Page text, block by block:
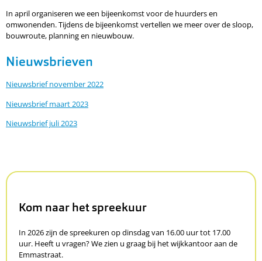
In april organiseren we een bijeenkomst voor de huurders en
omwonenden. Tijdens de bijeenkomst vertellen we meer over de sloop,
bouwroute, planning en nieuwbouw.
Nieuwsbrieven
Nieuwsbrief november 2022
Nieuwsbrief maart 2023
Nieuwsbrief juli 2023
Kom naar het spreekuur
In 2026 zijn de spreekuren op dinsdag van 16.00 uur tot 17.00
uur. Heeft u vragen? We zien u graag bij het wijkkantoor aan de
Emmastraat.